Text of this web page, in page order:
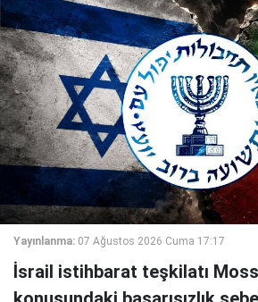
Yayınlanma: 07 Ağustos 2026 Cuma 17:17
İsrail istihbarat teşkilatı